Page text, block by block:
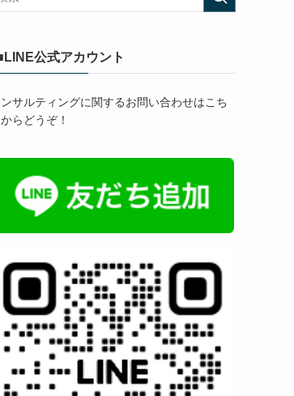
公式アカウント
ンサルティングに関するお問い合わせはこち
らどうぞ！